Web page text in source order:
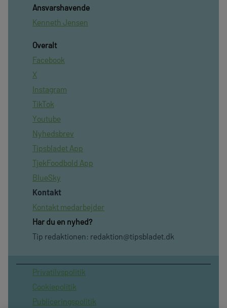
Ansvarshavende
Kenneth Jensen
Overalt
Facebook
X
Instagram
TikTok
Youtube
Nyhedsbrev
Tipsbladet App
TjekFoodbold App
BlueSky
Kontakt
Kontakt medarbejder
Har du en nyhed?
Tip redaktionen: redaktion@tipsbladet.dk
Privatilvspolitik
Cookiepolitik
Publiceringspolitik